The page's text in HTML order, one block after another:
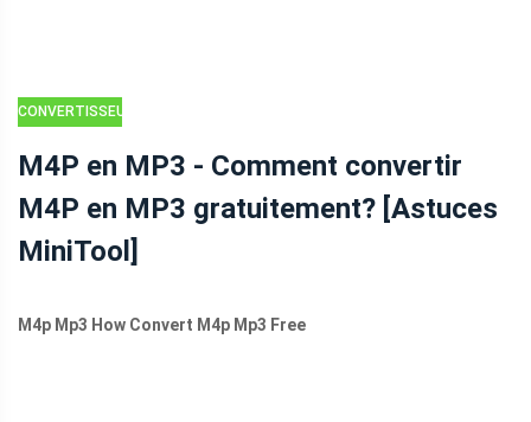
CONVERTISSEUR
M4P en MP3 - Comment convertir
M4P en MP3 gratuitement? [Astuces
MiniTool]
M4p Mp3 How Convert M4p Mp3 Free